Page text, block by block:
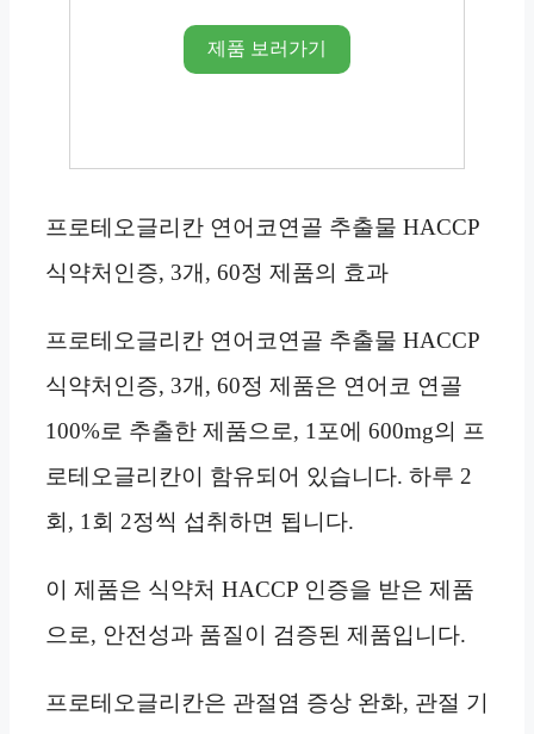
제품 보러가기
프로테오글리칸 연어코연골 추출물 HACCP
식약처인증, 3개, 60정 제품의 효과
프로테오글리칸 연어코연골 추출물 HACCP
식약처인증, 3개, 60정 제품은 연어코 연골
100%로 추출한 제품으로, 1포에 600mg의 프
로테오글리칸이 함유되어 있습니다. 하루 2
회, 1회 2정씩 섭취하면 됩니다.
이 제품은 식약처 HACCP 인증을 받은 제품
으로, 안전성과 품질이 검증된 제품입니다.
프로테오글리칸은 관절염 증상 완화, 관절 기